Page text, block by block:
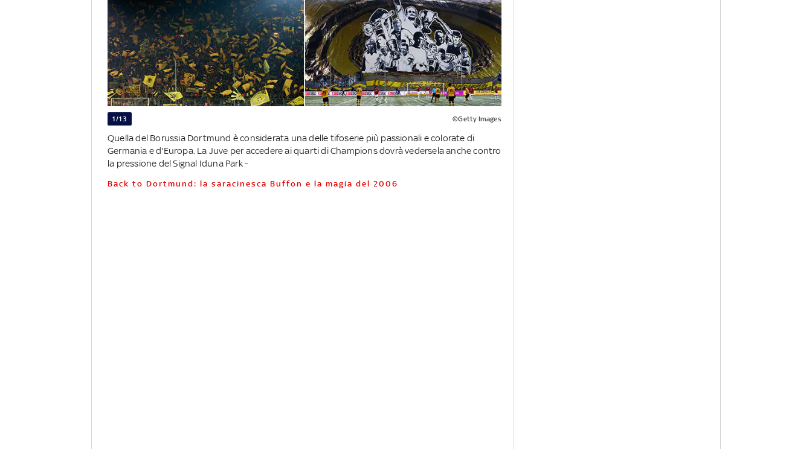
1/13 ©Getty Images
Quella del Borussia Dortmund è considerata una delle tifoserie più passionali e colorate di
Germania e d'Europa. La Juve per accedere ai quarti di Champions dovrà vedersela anche contro
la pressione del Signal Iduna Park -
Back to Dortmund: la saracinesca Buffon e la magia del 2006